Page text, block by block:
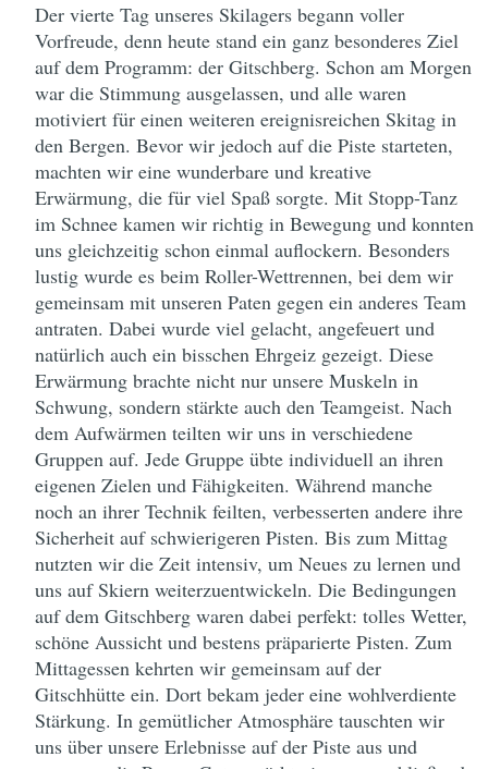
Der vierte Tag unseres Skilagers begann voller
Vorfreude, denn heute stand ein ganz besonderes Ziel
auf dem Programm: der Gitschberg. Schon am Morgen
war die Stimmung ausgelassen, und alle waren
motiviert für einen weiteren ereignisreichen Skitag in
den Bergen. Bevor wir jedoch auf die Piste starteten,
machten wir eine wunderbare und kreative
Erwärmung, die für viel Spaß sorgte. Mit Stopp-Tanz
im Schnee kamen wir richtig in Bewegung und konnten
uns gleichzeitig schon einmal auflockern. Besonders
lustig wurde es beim Roller-Wettrennen, bei dem wir
gemeinsam mit unseren Paten gegen ein anderes Team
antraten. Dabei wurde viel gelacht, angefeuert und
natürlich auch ein bisschen Ehrgeiz gezeigt. Diese
Erwärmung brachte nicht nur unsere Muskeln in
Schwung, sondern stärkte auch den Teamgeist. Nach
dem Aufwärmen teilten wir uns in verschiedene
Gruppen auf. Jede Gruppe übte individuell an ihren
eigenen Zielen und Fähigkeiten. Während manche
noch an ihrer Technik feilten, verbesserten andere ihre
Sicherheit auf schwierigeren Pisten. Bis zum Mittag
nutzten wir die Zeit intensiv, um Neues zu lernen und
uns auf Skiern weiterzuentwickeln. Die Bedingungen
auf dem Gitschberg waren dabei perfekt: tolles Wetter,
schöne Aussicht und bestens präparierte Pisten. Zum
Mittagessen kehrten wir gemeinsam auf der
Gitschhütte ein. Dort bekam jeder eine wohlverdiente
Stärkung. In gemütlicher Atmosphäre tauschten wir
uns über unsere Erlebnisse auf der Piste aus und